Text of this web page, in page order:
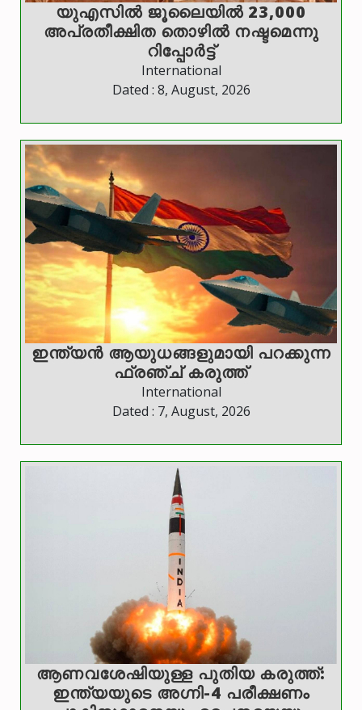
യുഎസില്‍ ജൂലൈയില്‍ 23,000
അപ്രതീക്ഷിത തൊഴില്‍ നഷ്ടമെന്നു
റിപ്പോര്‍ട്ട്
International
Dated : 8, August, 2026
ഇന്ത്യൻ ആയുധങ്ങളുമായി പറക്കുന്ന
ഫ്രഞ്ച് കരുത്ത്
International
Dated : 7, August, 2026
ആണവശേഷിയുള്ള പുതിയ കരുത്ത്:
ഇന്ത്യയുടെ അഗ്നി-4 പരീക്ഷണം